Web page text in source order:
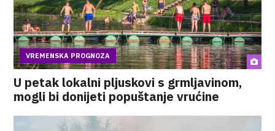
VREMENSKA PROGNOZA
U petak lokalni pljuskovi s grmljavinom,
mogli bi donijeti popuštanje vrućine